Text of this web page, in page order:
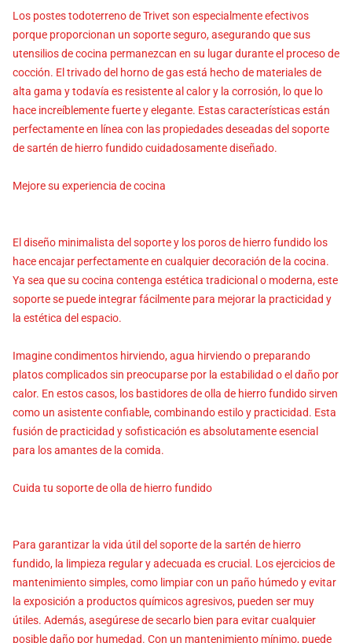
Los postes todoterreno de Trivet son especialmente efectivos
porque proporcionan un soporte seguro, asegurando que sus
utensilios de cocina permanezcan en su lugar durante el proceso de
cocción. El trivado del horno de gas está hecho de materiales de
alta gama y todavía es resistente al calor y la corrosión, lo que lo
hace increíblemente fuerte y elegante. Estas características están
perfectamente en línea con las propiedades deseadas del soporte
de sartén de hierro fundido cuidadosamente diseñado.
Mejore su experiencia de cocina
El diseño minimalista del soporte y los poros de hierro fundido los
hace encajar perfectamente en cualquier decoración de la cocina.
Ya sea que su cocina contenga estética tradicional o moderna, este
soporte se puede integrar fácilmente para mejorar la practicidad y
la estética del espacio.
Imagine condimentos hirviendo, agua hirviendo o preparando
platos complicados sin preocuparse por la estabilidad o el daño por
calor. En estos casos, los bastidores de olla de hierro fundido sirven
como un asistente confiable, combinando estilo y practicidad. Esta
fusión de practicidad y sofisticación es absolutamente esencial
para los amantes de la comida.
Cuida tu soporte de olla de hierro fundido
Para garantizar la vida útil del soporte de la sartén de hierro
fundido, la limpieza regular y adecuada es crucial. Los ejercicios de
mantenimiento simples, como limpiar con un paño húmedo y evitar
la exposición a productos químicos agresivos, pueden ser muy
útiles. Además, asegúrese de secarlo bien para evitar cualquier
posible daño por humedad. Con un mantenimiento mínimo, puede